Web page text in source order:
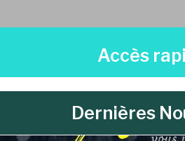
Accès
Dernières